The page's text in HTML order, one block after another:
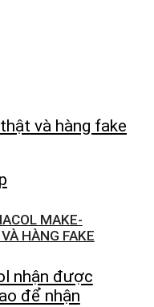
MAKE-
HÀNG FAKE
nhận được
để nhận